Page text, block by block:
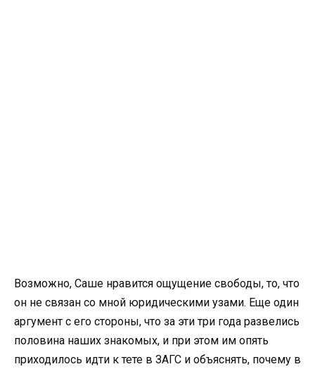
Возможно, Саше нравится ощущение свободы, то, что
он не связан со мной юридическими узами. Еще один
аргумент с его стороны, что за эти три года развелись
половина наших знакомых, и при этом им опять
приходилось идти к тете в ЗАГС и объяснять, почему в